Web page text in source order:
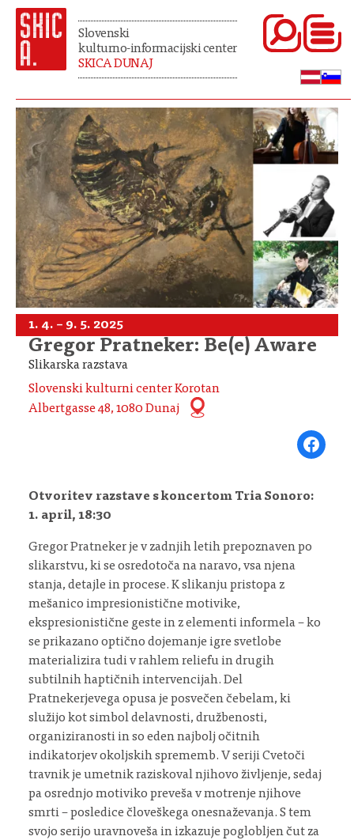
Slovenski
kulturno-informacijski center
SKICA DUNAJ
1. 4. – 9. 5. 2025
Gregor Pratneker: Be(e) Aware
Slikarska razstava
Slovenski kulturni center Korotan
Albertgasse 48, 1080 Dunaj
Share on
Otvoritev razstave s koncertom Tria Sonoro:
1. april, 18:30
Gregor Pratneker je v zadnjih letih prepoznaven po
slikarstvu, ki se osredotoča na naravo, vsa njena
stanja, detajle in procese. K slikanju pristopa z
mešanico impresionistične motivike,
ekspresionistične geste in z elementi informela – ko
se prikazano optično dojemanje igre svetlobe
materializira tudi v rahlem reliefu in drugih
subtilnih haptičnih intervencijah. Del
Pratnekerjevega opusa je posvečen čebelam, ki
služijo kot simbol delavnosti, družbenosti,
organiziranosti in so eden najbolj očitnih
indikatorjev okoljskih sprememb. V seriji Cvetoči
travnik je umetnik raziskoval njihovo življenje, sedaj
pa osrednjo motiviko preveša v motrenje njihove
smrti – posledice človeškega onesnaževanja. S tem
svojo serijo uravnoveša in izkazuje poglobljen čut za